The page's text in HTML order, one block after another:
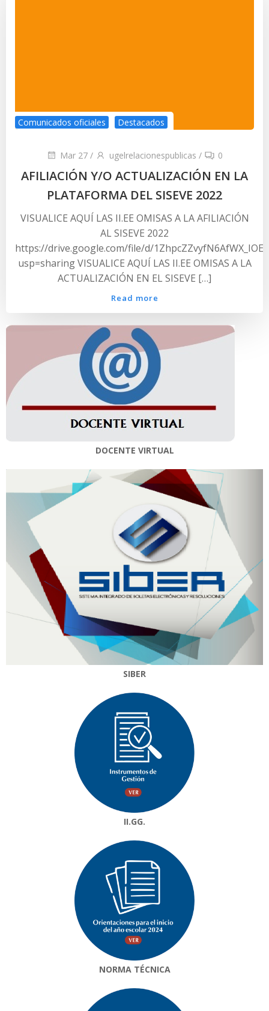
Comunicados oficiales Destacados
Mar 27 / ugelrelacionespublicas / 0
AFILIACIÓN Y/O ACTUALIZACIÓN EN LA
PLATAFORMA DEL SISEVE 2022
VISUALICE AQUÍ LAS II.EE OMISAS A LA AFILIACIÓN
AL SISEVE 2022
https://drive.google.com/file/d/
usp=sharing VISUALICE AQUÍ LAS II.EE OMISAS A LA
ACTUALIZACIÓN EN EL SISEVE […]
Read more
DOCENTE VIRTUAL
SIBER
II.GG.
NORMA TÉCNICA